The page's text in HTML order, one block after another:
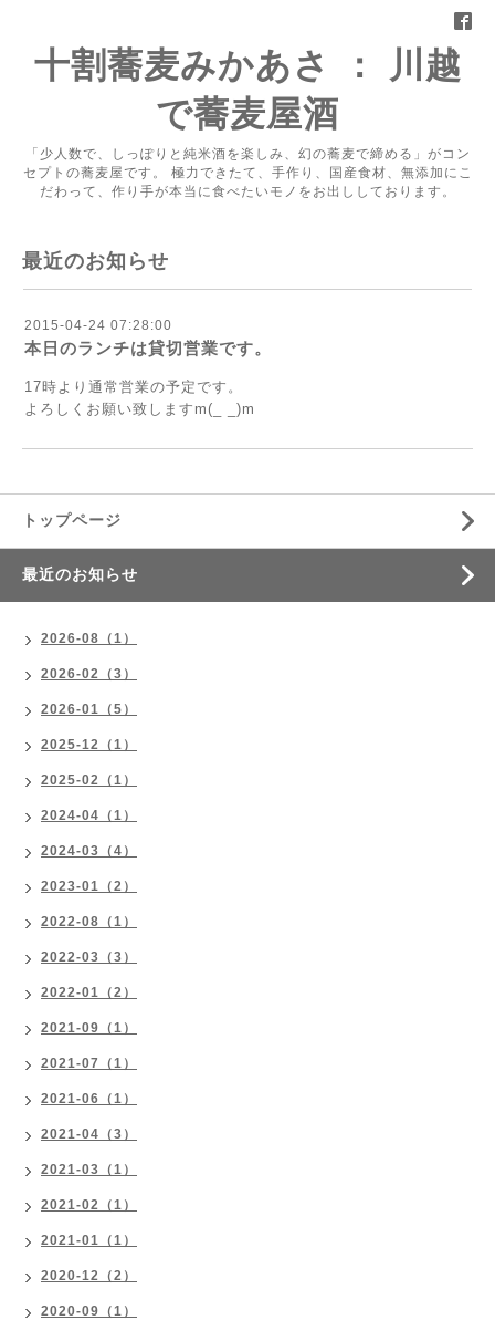
十割蕎麦みかあさ ： 川越
で蕎麦屋酒
「少人数で、しっぽりと純米酒を楽しみ、幻の蕎麦で締める」がコン
セプトの蕎麦屋です。 極力できたて、手作り、国産食材、無添加にこ
だわって、作り手が本当に食べたいモノをお出ししております。
最近のお知らせ
2015-04-24 07:28:00
本日のランチは貸切営業です。
17時より通常営業の予定です。
よろしくお願い致しますm(_ _)m
トップページ
最近のお知らせ
2026-08（1）
2026-02（3）
2026-01（5）
2025-12（1）
2025-02（1）
2024-04（1）
2024-03（4）
2023-01（2）
2022-08（1）
2022-03（3）
2022-01（2）
2021-09（1）
2021-07（1）
2021-06（1）
2021-04（3）
2021-03（1）
2021-02（1）
2021-01（1）
2020-12（2）
2020-09（1）